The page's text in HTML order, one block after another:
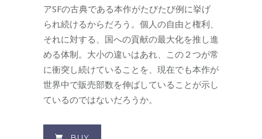
アSFの古典である本作がたびたび例に挙げ
られ続けるからだろう。個人の自由と権利、
それに対する、国への貢献の最大化を推し進
める体制。大小の違いはあれ、この２つが常
に衝突し続けていることを、現在でも本作が
世界中で販売部数を伸ばしていることが示し
ているのではないだろうか。